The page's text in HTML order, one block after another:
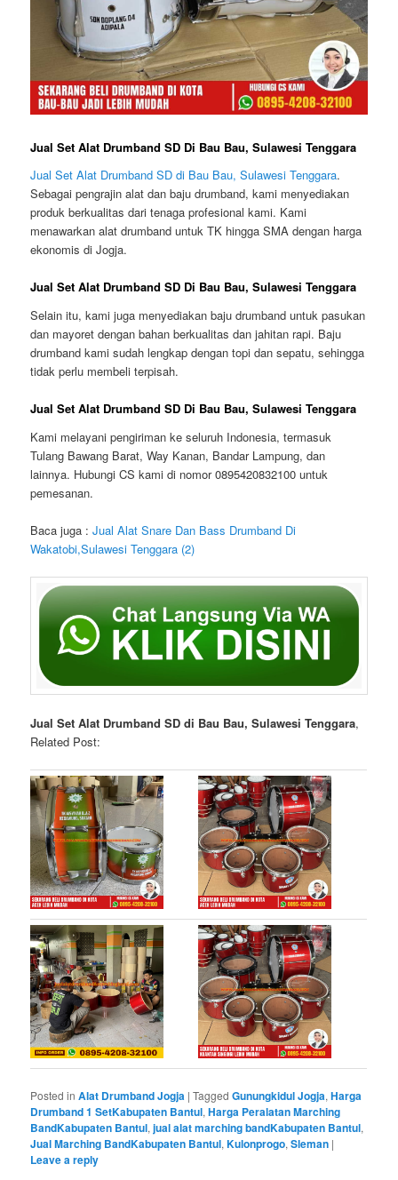
Jual Set Alat Drumband SD Di Bau Bau, Sulawesi Tenggara
Jual Set Alat Drumband SD di Bau Bau, Sulawesi Tenggara.
Sebagai pengrajin alat dan baju drumband, kami menyediakan
produk berkualitas dari tenaga profesional kami. Kami
menawarkan alat drumband untuk TK hingga SMA dengan harga
ekonomis di Jogja.
Jual Set Alat Drumband SD Di Bau Bau, Sulawesi Tenggara
Selain itu, kami juga menyediakan baju drumband untuk pasukan
dan mayoret dengan bahan berkualitas dan jahitan rapi. Baju
drumband kami sudah lengkap dengan topi dan sepatu, sehingga
tidak perlu membeli terpisah.
Jual Set Alat Drumband SD Di Bau Bau, Sulawesi Tenggara
Kami melayani pengiriman ke seluruh Indonesia, termasuk
Tulang Bawang Barat, Way Kanan, Bandar Lampung, dan
lainnya. Hubungi CS kami di nomor 0895420832100 untuk
pemesanan.
Baca juga :Jual Alat Snare Dan Bass Drumband Di
Wakatobi,Sulawesi Tenggara (2)
Jual Set Alat Drumband SD di Bau Bau, Sulawesi Tenggara,
Related Post:
Posted in Alat Drumband Jogja |Tagged Gunungkidul Jogja,Harga
Drumband 1 SetKabupaten Bantul,Harga Peralatan Marching
BandKabupaten Bantul,jual alat marching bandKabupaten Bantul,
Jual Marching BandKabupaten Bantul,Kulonprogo,Sleman |
Leave a reply